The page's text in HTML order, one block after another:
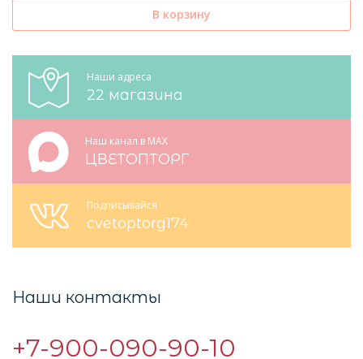
В корзину
Наши адреса
22 магазина
Наш канал в MAX
ЦВЕТОПТОРГ
Подписывайся
cvetoptorg174
Наши контакты
+7-900-090-90-10